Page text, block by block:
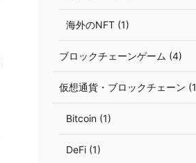
海外のNFT (1)
ブロックチェーンゲーム (4)
仮想通貨・ブロックチェーン
Bitcoin (1)
DeFi (1)